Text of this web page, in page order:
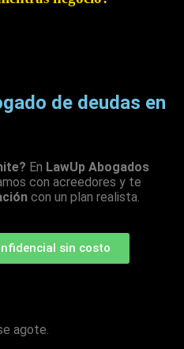
de deudas en
En LawUp Abogados
con acreedores y te
con un plan realista.
sin costo
agote.